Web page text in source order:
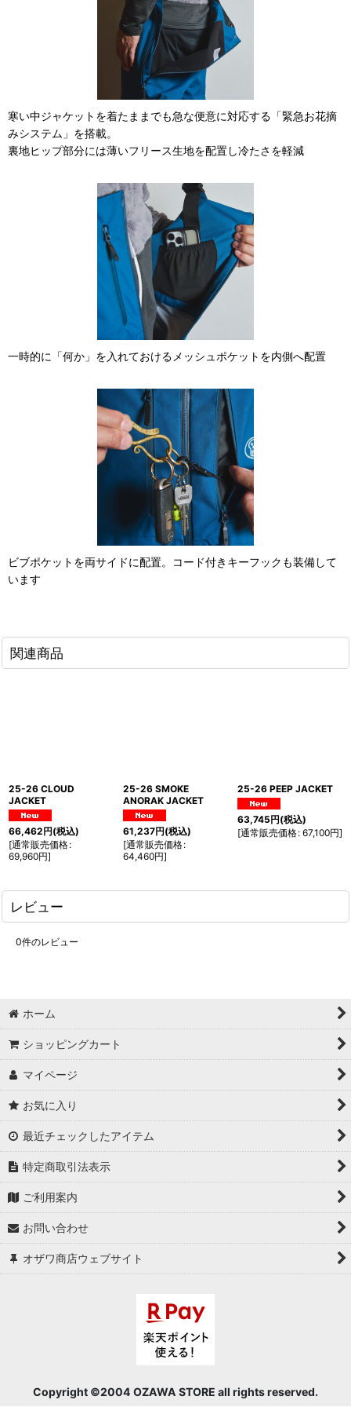
寒い中ジャケットを着たままでも急な便意に対応する「緊急お花摘
みシステム」を搭載。
裏地ヒップ部分には薄いフリース生地を配置し冷たさを軽減
一時的に「何か」を入れておけるメッシュポケットを内側へ配置
ビブポケットを両サイドに配置。コード付きキーフックも装備して
います
関連商品
25-26 CLOUD
JACKET
66,462円(税込)
[通常販売価格:
69,960円]
25-26 SMOKE
ANORAK JACKET
61,237円(税込)
[通常販売価格:
64,460円]
25-26 PEEP JACKET
63,745円(税込)
[通常販売価格: 67,100円]
レビュー
0件のレビュー
ホーム
ショッピングカート
マイページ
お気に入り
最近チェックしたアイテム
特定商取引法表示
ご利用案内
お問い合わせ
オザワ商店ウェブサイト
Copyright ©2004 OZAWA STORE all rights reserved.